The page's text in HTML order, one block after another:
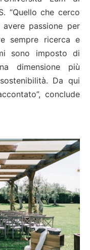
“Quello che cerco
passione per
sempre ricerca e
sono imposto di
dimensione più
Da qui
conclude